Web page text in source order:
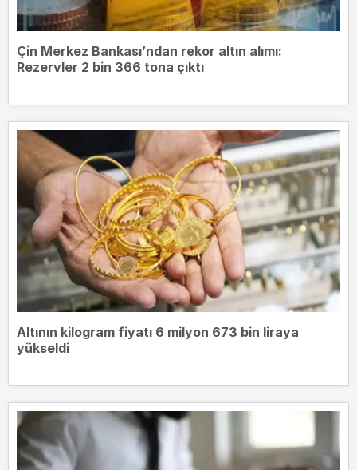
Çin Merkez Bankası’ndan rekor altın alımı:
Rezervler 2 bin 366 tona çıktı
Altının kilogram fiyatı 6 milyon 673 bin liraya
yükseldi